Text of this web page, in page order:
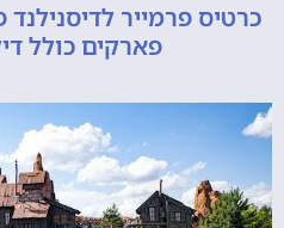
פארקים כולל